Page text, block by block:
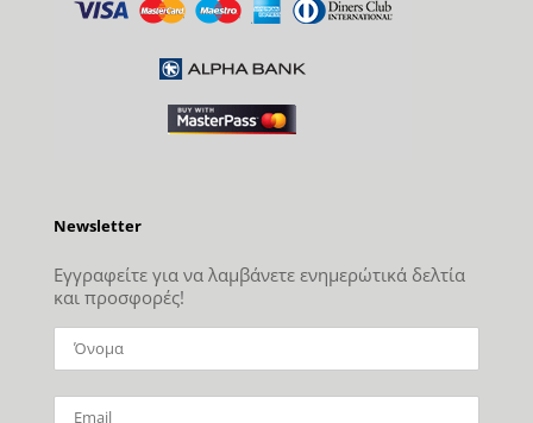
Newsletter
Εγγραφείτε για να λαμβάνετε ενημερώτικά δελτία
και προσφορές!